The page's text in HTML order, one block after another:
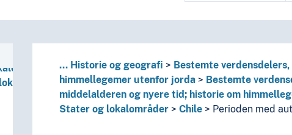
historie; historie om himmellegemer utenfor jorda
historie i middelalderen og nyere tid; historie
... Historie og geografi
Bestemte
himmellegemer utenfor jorda
Bestemte
middelalderen og nyere tid; historie om
Stater og lokalområder
Chile Perioden med